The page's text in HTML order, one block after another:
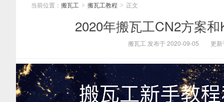
当前位置： 搬瓦工 > 搬瓦工教程 > 正文
2020年搬瓦工CN2方案
搬瓦工 发布于 2020-09-05 更